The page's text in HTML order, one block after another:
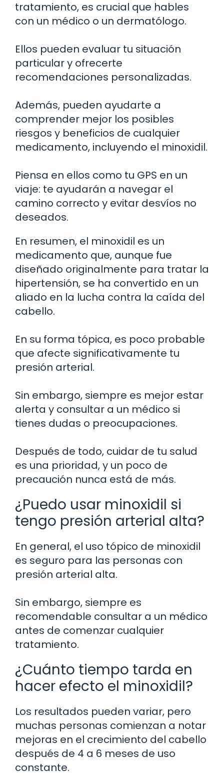
tratamiento, es crucial que hables
con un médico o un dermatólogo.
Ellos pueden evaluar tu situación
particular y ofrecerte
recomendaciones personalizadas.
Además, pueden ayudarte a
comprender mejor los posibles
riesgos y beneficios de cualquier
medicamento, incluyendo el minoxidil.
Piensa en ellos como tu GPS en un
viaje: te ayudarán a navegar el
camino correcto y evitar desvíos no
deseados.
En resumen, el minoxidil es un
medicamento que, aunque fue
diseñado originalmente para tratar la
hipertensión, se ha convertido en un
aliado en la lucha contra la caída del
cabello.
En su forma tópica, es poco probable
que afecte significativamente tu
presión arterial.
Sin embargo, siempre es mejor estar
alerta y consultar a un médico si
tienes dudas o preocupaciones.
Después de todo, cuidar de tu salud
es una prioridad, y un poco de
precaución nunca está de más.
¿Puedo usar minoxidil si
tengo presión arterial alta?
En general, el uso tópico de minoxidil
es seguro para las personas con
presión arterial alta.
Sin embargo, siempre es
recomendable consultar a un médico
antes de comenzar cualquier
tratamiento.
¿Cuánto tiempo tarda en
hacer efecto el minoxidil?
Los resultados pueden variar, pero
muchas personas comienzan a notar
mejoras en el crecimiento del cabello
después de 4 a 6 meses de uso
constante.